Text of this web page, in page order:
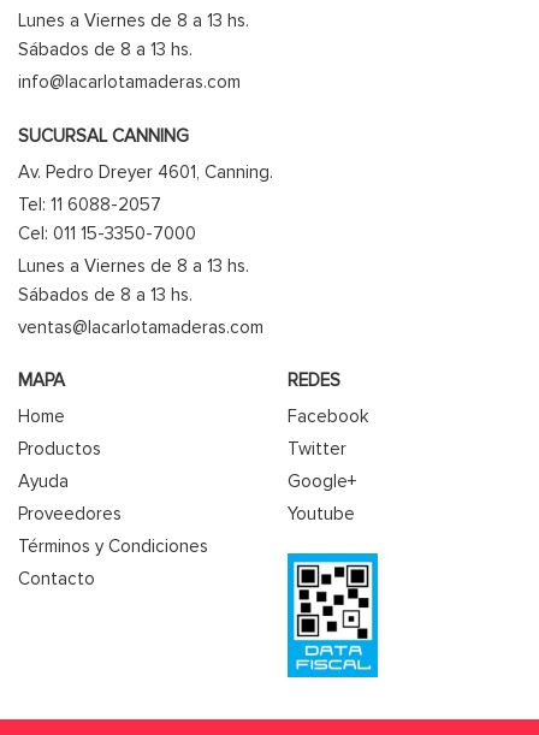
Lunes a Viernes de 8 a 13 hs.
Sábados de 8 a 13 hs.
info@lacarlotamaderas.com
SUCURSAL CANNING
Av. Pedro Dreyer 4601, Canning.
Tel: 11 6088-2057
Cel: 011 15-3350-7000
Lunes a Viernes de 8 a 13 hs.
Sábados de 8 a 13 hs.
ventas@lacarlotamaderas.com
MAPA
Home
Productos
Ayuda
Proveedores
Términos y Condiciones
Contacto
REDES
Facebook
Twitter
Google+
Youtube